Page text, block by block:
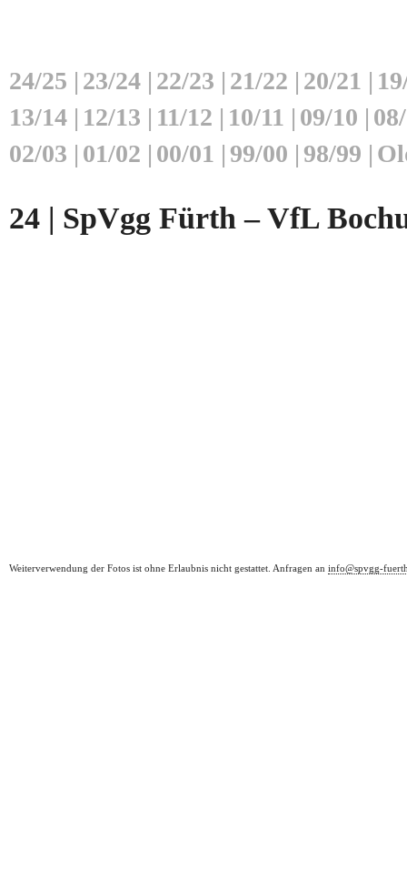
24/25 | 23/24 | 22/23 | 21/22 | 20/21 |
13/14 | 12/13 | 11/12 | 10/11 | 09/10 |
02/03 | 01/02 | 00/01 | 99/00 | 98/99 |
24 | SpVgg Fürth – VfL
Weiterverwendung der Fotos ist ohne Erlaubnis nicht gestattet. Anfragen an info@spvgg-